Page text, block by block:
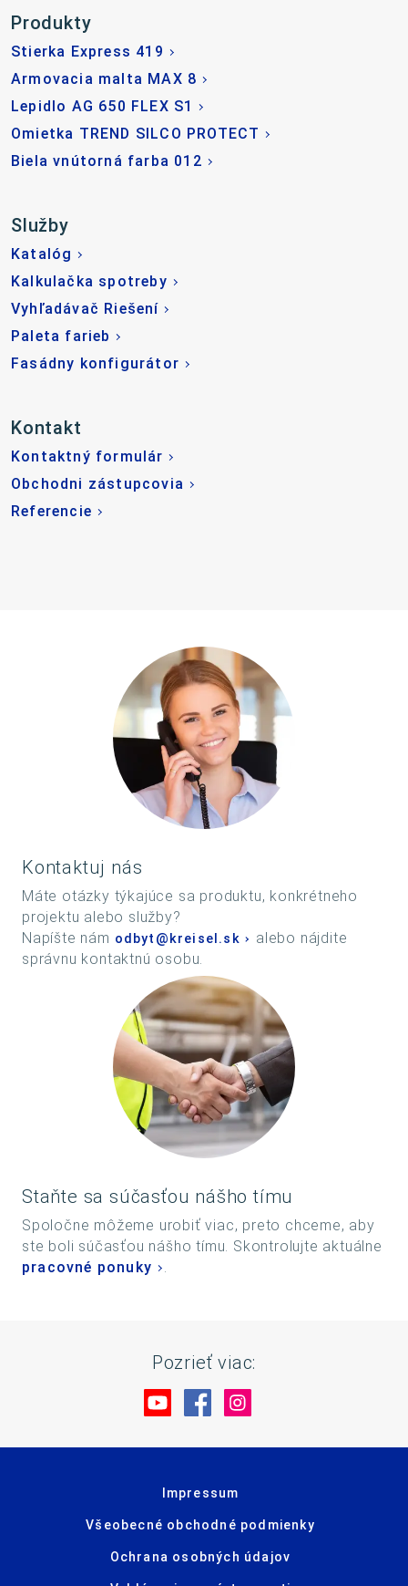
Produkty
Stierka Express 419
Armovacia malta MAX 8
Lepidlo AG 650 FLEX S1
Omietka TREND SILCO PROTECT
Biela vnútorná farba 012
Služby
Katalóg
Kalkulačka spotreby
Vyhľadávač Riešení
Paleta farieb
Fasádny konfigurátor
Kontakt
Kontaktný formulár
Obchodni zástupcovia
Referencie
Kontaktuj nás
Máte otázky týkajúce sa produktu, konkrétneho
projektu alebo služby?
Napíšte nám odbyt@kreisel.sk
alebo nájdite
správnu kontaktnú osobu.
Staňte sa súčasťou nášho tímu
Spoločne môžeme urobiť viac, preto chceme, aby
ste boli súčasťou nášho tímu. Skontrolujte aktuálne
pracovné ponuky
.
Pozrieť viac:
Navštívte nás na YouTube
Navštívte nás na
Impressum
Všeobecné obchodné podmienky
Ochrana osobných údajov